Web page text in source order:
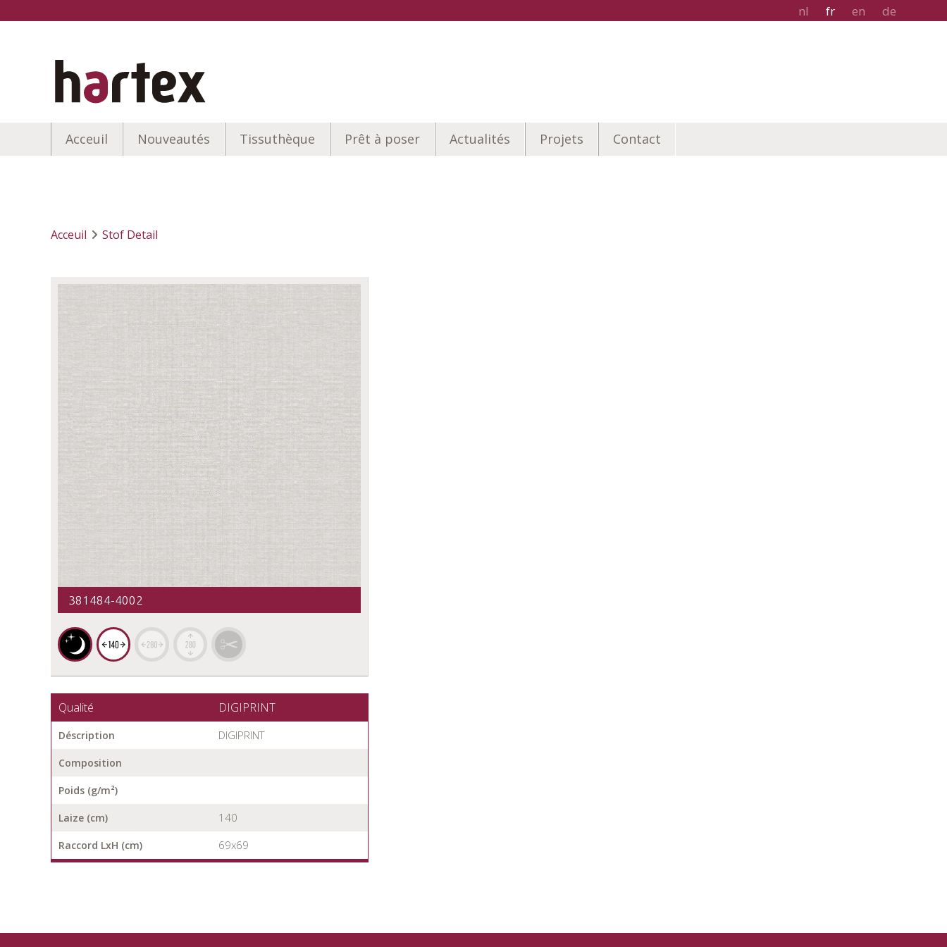
nl fr en de
Acceuil Nouveautés Tissuthèque Prêt à poser Actualités Projets Contact
Acceuil Stof Detail
381484-4002
Qualité DIGIPRINT
Déscription DIGIPRINT
Composition
Poids (g/m²)
Laize (cm) 140
Raccord LxH (cm) 69x69